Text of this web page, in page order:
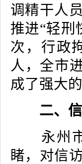
调精干人
推进“轻刑
次，行政
人，全市
成了强大
二、信
永州市
睹，对信